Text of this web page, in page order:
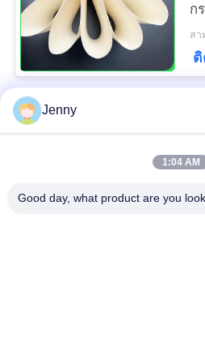
ก
หมวดหมู่ยอดนิยม
ขาว
น้
Jenny
1:04 AM
Good day, what product are you